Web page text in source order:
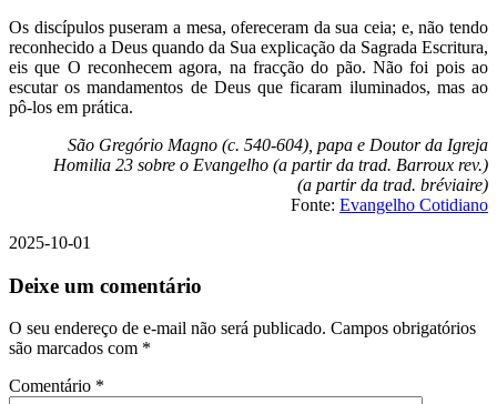
Os discípulos puseram a mesa, ofereceram da sua ceia; e, não tendo
reconhecido a Deus quando da Sua explicação da Sagrada Escritura,
eis que O reconhecem agora, na fracção do pão. Não foi pois ao
escutar os mandamentos de Deus que ficaram iluminados, mas ao
pô-los em prática.
São Gregório Magno (c. 540-604), papa e Doutor da Igreja
Homilia 23 sobre o Evangelho (a partir da trad. Barroux rev.)
(a partir da trad. bréviaire)
Fonte: Evangelho Cotidiano
2025-10-01
Deixe um comentário
O seu endereço de e-mail não será publicado. Campos obrigatórios
são marcados com *
Comentário *